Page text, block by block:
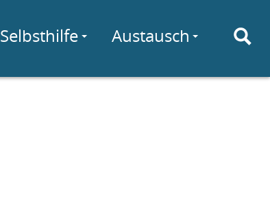
Selbsthilfe Austausch